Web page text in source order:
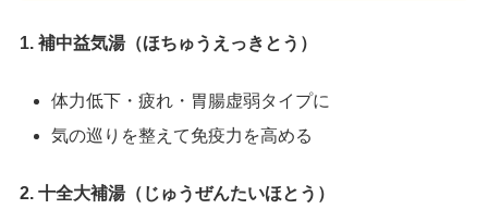
1. 補中益気湯（ほちゅうえっきとう）
体力低下・疲れ・胃腸虚弱タイプに
気の巡りを整えて免疫力を高める
2. 十全大補湯（じゅうぜんたいほとう）